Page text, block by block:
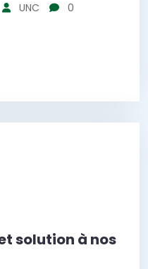
UNC 0
solution à nos